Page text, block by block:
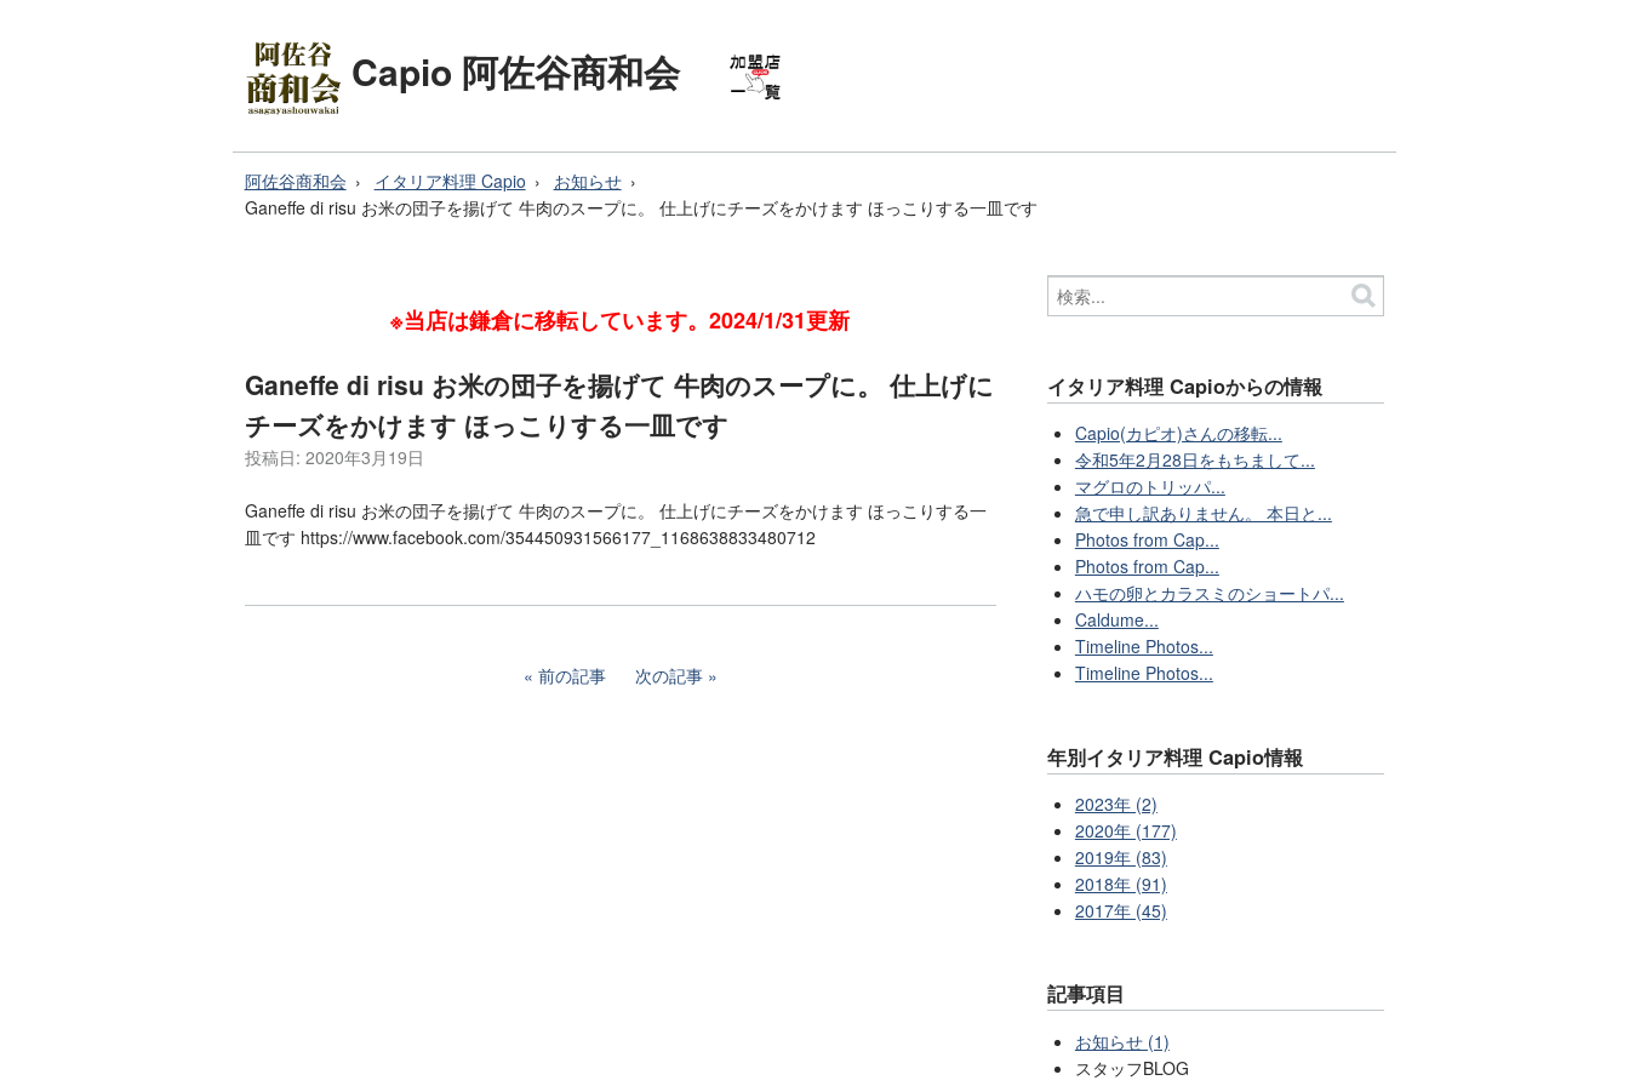
Capio 阿佐谷商和会
阿佐谷商和会 イタリア料理 Capio
お知らせ
Ganeffe di risu お米の団子を揚げて 牛肉のスープに。 仕上げにチーズをかけます ほっこりする一皿です
※当店は鎌倉に移転しています。2024/1/31更新
Ganeffe di risu お米の団子を揚げて 牛肉のスープに。 仕上げに
チーズをかけます ほっこりする一皿です
投稿日: 2020年3月19日
Ganeffe di risu お米の団子を揚げて 牛肉のスープに。 仕上げにチーズをかけます ほっこりする一
皿です https://www.facebook.com/354450931566177_1168638833480712
前の記事 次の記事
イタリア料理 Capioからの情報
Capio(カピオ)さんの移転...
令和5年2月28日をもちまして...
マグロのトリッパ...
急で申し訳ありません。 本日と...
Photos from Cap...
Photos from Cap...
ハモの卵とカラスミのショートパ...
Caldume...
Timeline Photos...
Timeline Photos...
年別イタリア料理 Capio情報
2023年 (2)
2020年 (177)
2019年 (83)
2018年 (91)
2017年 (45)
記事項目
お知らせ (1)
スタッフBLOG